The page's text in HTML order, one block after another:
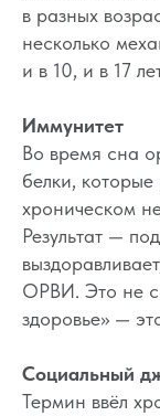
в разных
несколько
и в 10, и в 17
Иммунитет
Во время сна
белки,
хроническом
Результат —
ОРВИ. Это не
здоровье» —
Социальный
Термин ввёл